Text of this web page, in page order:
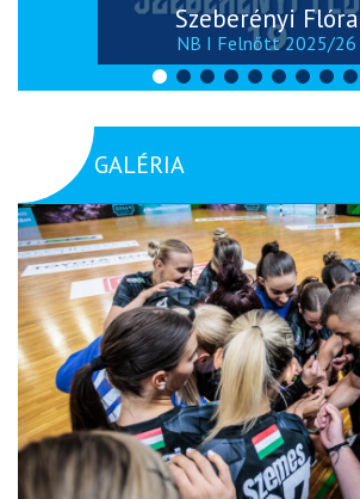
Szeberényi Flóra
NB I Felnőtt 2025/26
GALÉRIA